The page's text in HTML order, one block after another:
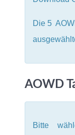
Die 5
AOWD
Bitte